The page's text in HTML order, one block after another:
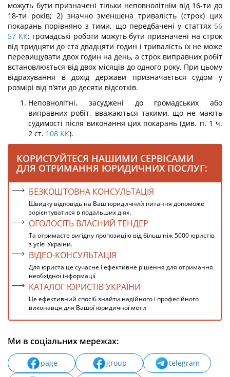
можуть бути призначені тільки неповнолітнім від 16-ти до
18-ти років; 2) значно зменшена тривалість (строк) цих
покарань порівняно з тими, що передбачені у стат­тях56
57 КК: громадські роботи можуть бути призначені на строк
від тридцяти до ста двадцяти годин і тривалість їх не може
перевищувати двох годин на день, а строк виправних робіт
встановлюється від двох місяців до одного року. При цьому
від­рахування в дохід держави призначається судом у
розмірі від п’яти до десяти від­сотків.
Неповнолітні, засуджені до громадських або
виправних робіт, вважаються такими, що не мають
судимості після виконання цих покарань (див. п. 1 ч.
2 ст. 108 КК).
КОРИСТУЙТЕСЯ НАШИМИ СЕРВІСАМИ
ДЛЯ ОТРИМАННЯ ЮРИДИЧНИХ ПОСЛУГ:
БЕЗКОШТОВНА КОНСУЛЬТАЦІЯ
Швидку відповідь на Ваш юридичний питання допоможе
зорієнтуватися в подальших діях.
ОГОЛОСІТЬ ВЛАСНИЙ ТЕНДЕР
Та отримаєте вигідну пропозицію від більш ніж 5000 юристів
з усієї України.
ВІДЕО-КОНСУЛЬТАЦІЯ
Для юриста це сучасне і ефективне рішення для отримання
необхідної інформації
КАТАЛОГ ЮРИСТІВ УКРАЇНИ
Це ефективний спосіб знайти надійного і професійного
виконавця для Вашої юридичної мети
Ми в соціальних мережах:
page group
telegram